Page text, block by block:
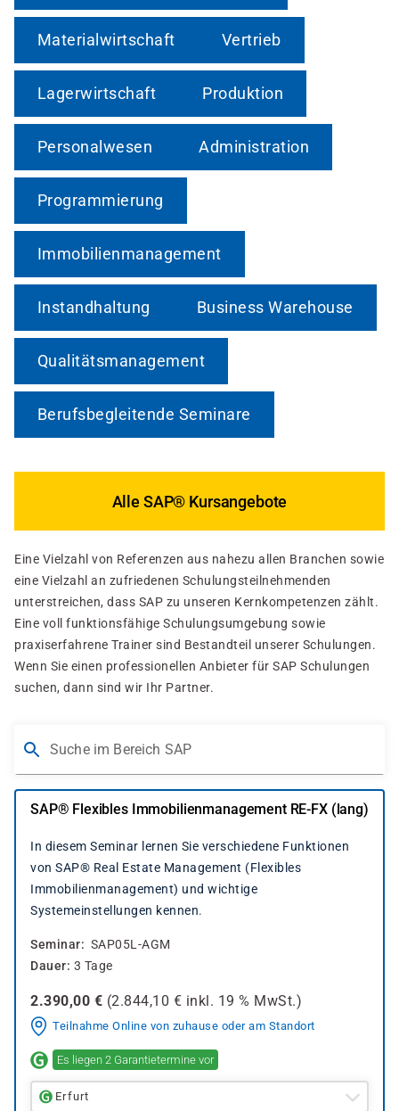
Materialwirtschaft Vertrieb
Lagerwirtschaft Produktion
Personalwesen Administration
Programmierung
Immobilienmanagement
Instandhaltung Business Warehouse
Qualitätsmanagement
Berufsbegleitende Seminare
Alle SAP® Kursangebote
Eine Vielzahl von Referenzen aus nahezu allen Branchen sowie
eine Vielzahl an zufriedenen Schulungsteilnehmenden
unterstreichen, dass SAP zu unseren Kernkompetenzen zählt.
Eine voll funktionsfähige Schulungsumgebung sowie
praxiserfahrene Trainer sind Bestandteil unserer Schulungen.
Wenn Sie einen professionellen Anbieter für SAP Schulungen
suchen, dann sind wir Ihr Partner.
Suche im Bereich SAP
SAP® Flexibles Immobilienmanagement RE-FX (lang)
In diesem Seminar lernen Sie verschiedene Funktionen
von SAP® Real Estate Management (Flexibles
Immobilienmanagement) und wichtige
Systemeinstellungen kennen.
Seminar
SAP05L-AGM
Dauer 3 Tage
2.390,00 € (2.844,10 € inkl. 19 % MwSt.)
Teilnahme Online von zuhause oder am Standort
Es liegen 2 Garantietermine vor
Erfurt